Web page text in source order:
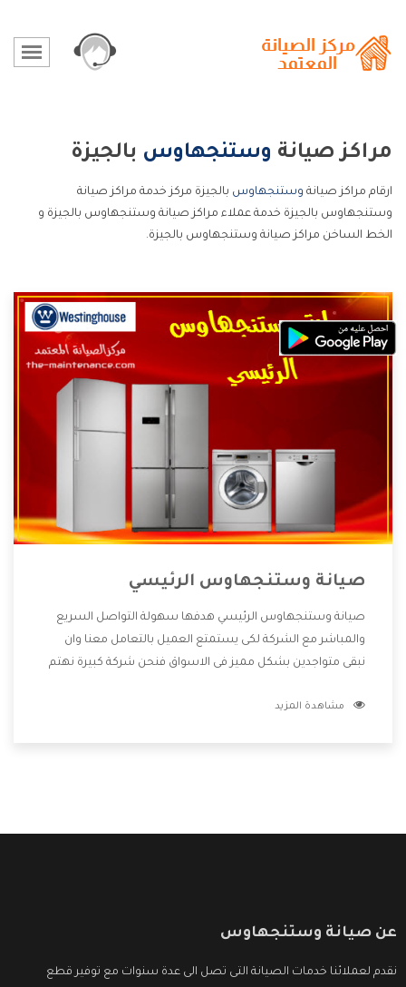
مراكز صيانة وستنجهاوس بالجيزة
ارقام مراكز صيانة وستنجهاوس بالجيزة مركز خدمة مراكز صيانة
وستنجهاوس بالجيزة خدمة عملاء مراكز صيانة وستنجهاوس بالجيزة و
الخط الساخن مراكز صيانة وستنجهاوس بالجيزة.
صيانة وستنجهاوس الرئيسي
صيانة وستنجهاوس الرئيسي هدفها سهولة التواصل السريع
والمباشر مع الشركة لكى يستمتع العميل بالتعامل معنا وان
نبقى متواجدين بشكل مميز فى الاسواق فنحن شركة كبيرة نهتم
الشركة بها والتى تكون منها خدمة الصيانة التى تكون من أهم
مشاهدة المزيد
عن صيانة وستنجهاوس
نقدم لعملائنا خدمات الصيانة التى تصل الى عدة سنوات مع توفير قطع